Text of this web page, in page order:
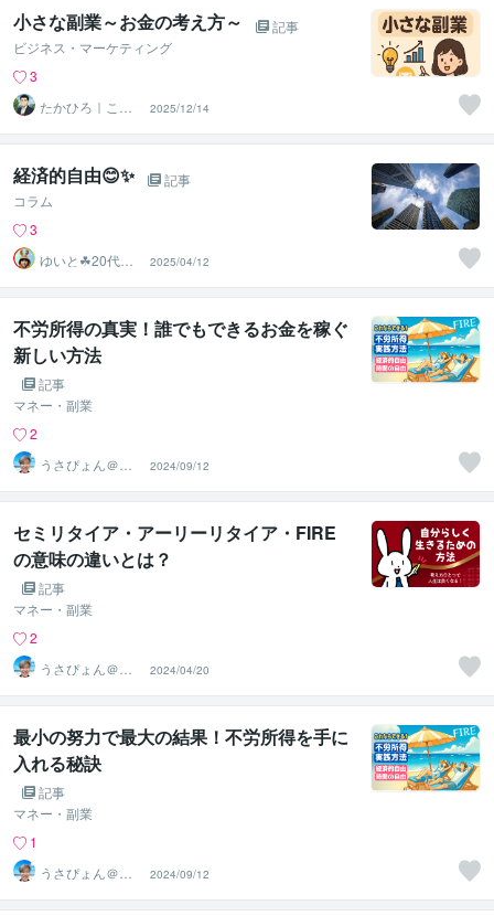
小さな副業～お金の考え方～
記事
ビジネス・マーケティング
3
たかひろ｜こも
れび相談所
2025/12/14
経済的自由😊✨
記事
コラム
3
ゆいと☘20代✨
あなたの心の拠
り所✨☘️
2025/04/12
不労所得の真実！誰でもできるお金を稼ぐ
新しい方法
記事
マネー・副業
2
うさぴょん＠癒
し系アラフィフ
心寄り添い人
2024/09/12
セミリタイア・アーリーリタイア・FIRE
の意味の違いとは？
記事
マネー・副業
2
うさぴょん＠癒
し系アラフィフ
心寄り添い人
2024/04/20
最小の努力で最大の結果！不労所得を手に
入れる秘訣
記事
マネー・副業
1
うさぴょん＠癒
し系アラフィフ
心寄り添い人
2024/09/12